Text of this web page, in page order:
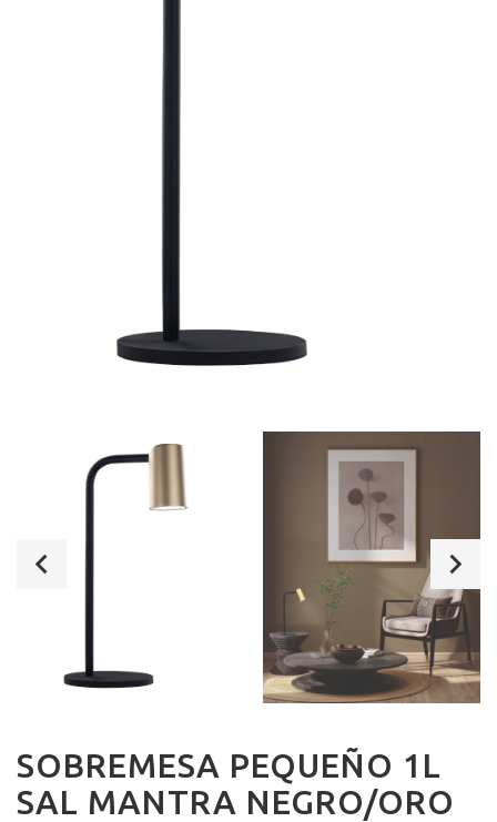
SOBREMESA PEQUEÑO 1L
SAL MANTRA NEGRO/ORO